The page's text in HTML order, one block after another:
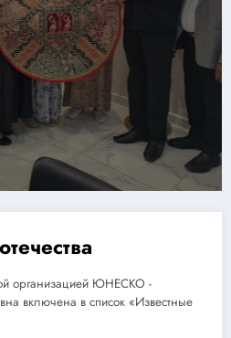
организацией ЮНЕСКО -
включена в список «Известные